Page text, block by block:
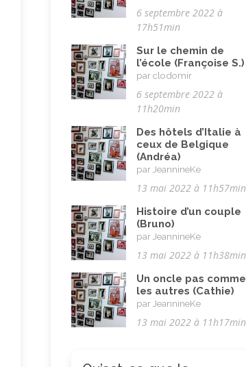
6 septembre 2022 à
17h51min
Sur le chemin de
l’école (Françoise S.)
par clodomir
6 septembre 2022 à
11h20min
Des hôtels d’Italie à
ceux de Belgique
(Andréa)
par JeannineKe
13 mai 2022 à 11h57min
Histoire d’un couple
(Bruno)
par JeannineKe
13 mai 2022 à 11h38min
Un oncle pas comme
les autres (Cathie)
par JeannineKe
13 mai 2022 à 11h17min